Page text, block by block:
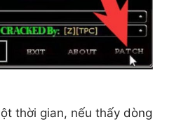
thời gian, nếu thấy dòng